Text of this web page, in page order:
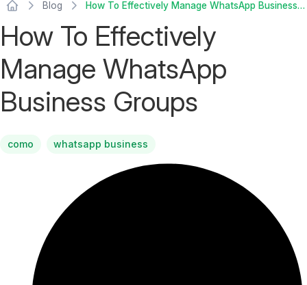
Blog How To Effectively Manage WhatsApp Business Groups
How To Effectively
Manage WhatsApp
Business Groups
como whatsapp business